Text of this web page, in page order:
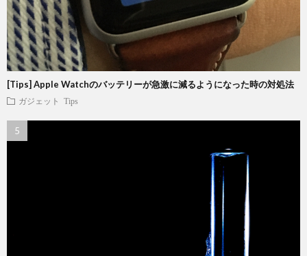
[Tips] Apple Watchのバッテリーが急激に減るようになった時の対処法
ガジェット Tips